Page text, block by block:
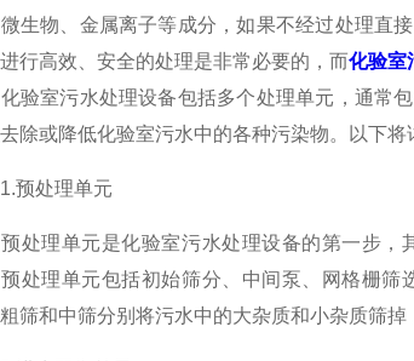
生物、金属离子等成分，如果不经过处理直
行高效、安全的处理是非常必要的，而化验室
室污水处理设备包括多个处理单元，通常包
除或降低化验室污水中的各种污染物。以下
处理单元
理单元是化验室污水处理设备的第一步，
处理单元包括初始筛分、中间泵、网格栅
筛和中筛分别将污水中的大杂质和小杂质筛